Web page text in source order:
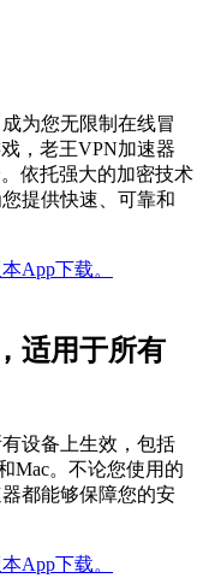
为您无限制在线冒
，老王VPN加速器
依托强大的加密技术
提供快速、可靠和
App下载。
适用于所有
设备上生效，包括
Mac。不论您使用的
都能够保障您的安
App下载。